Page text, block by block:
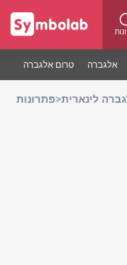
טרום אלגברה אלגברה
פתרונות>לינארית